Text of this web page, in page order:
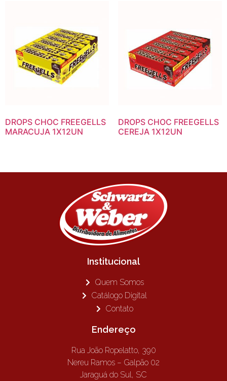
DROPS CHOC FREEGELLS
MARACUJA 1X12UN
DROPS CHOC FREEGELLS
CEREJA 1X12UN
Institucional
Quem Somos
Catálogo Digital
Contato
Endereço
Rua João Ropelatto, 390
Nereu Ramos – Galpão 02
Jaraguá do Sul, SC